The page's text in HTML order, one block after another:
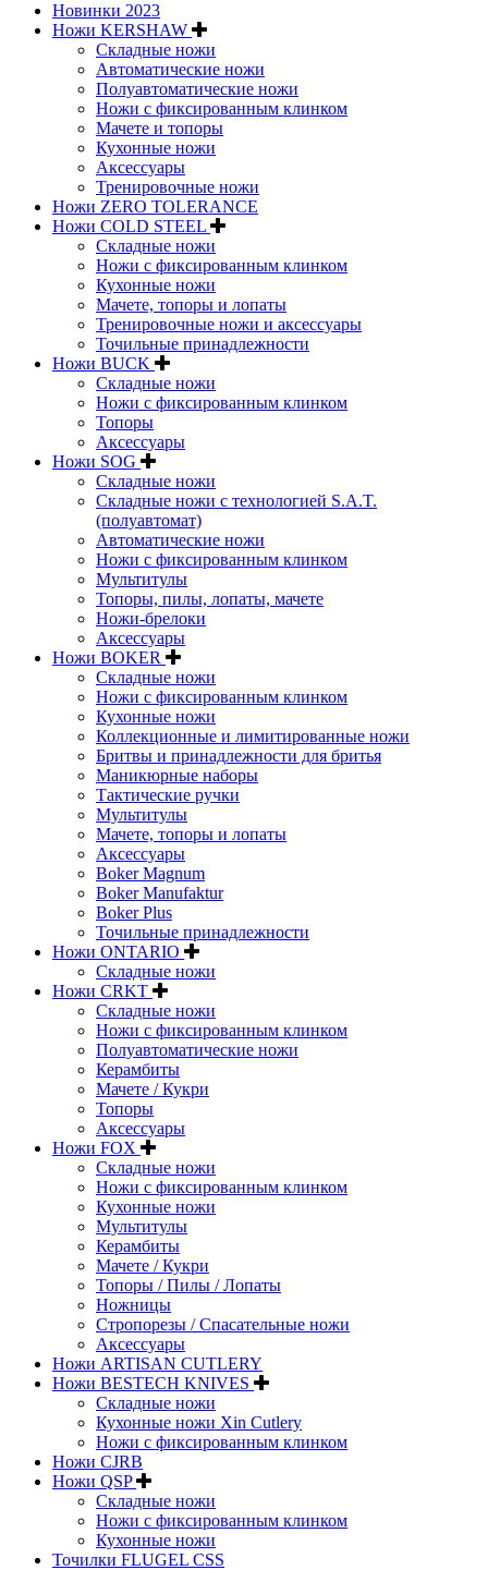
Новинки 2023
Ножи KERSHAW
Складные ножи
Автоматические ножи
Полуавтоматические ножи
Ножи с фиксированным клинком
Мачете и топоры
Кухонные ножи
Аксессуары
Тренировочные ножи
Ножи ZERO TOLERANCE
Ножи COLD STEEL
Складные ножи
Ножи с фиксированным клинком
Кухонные ножи
Мачете, топоры и лопаты
Тренировочные ножи и аксессуары
Точильные принадлежности
Ножи BUCK
Складные ножи
Ножи с фиксированным клинком
Топоры
Аксессуары
Ножи SOG
Складные ножи
Складные ножи с технологией S.A.T.
(полуавтомат)
Автоматические ножи
Ножи с фиксированным клинком
Мультитулы
Топоры, пилы, лопаты, мачете
Ножи-брелоки
Аксессуары
Ножи BOKER
Складные ножи
Ножи с фиксированным клинком
Кухонные ножи
Коллекционные и лимитированные ножи
Бритвы и принадлежности для бритья
Маникюрные наборы
Тактические ручки
Мультитулы
Мачете, топоры и лопаты
Аксессуары
Boker Magnum
Boker Manufaktur
Boker Plus
Точильные принадлежности
Ножи ONTARIO
Складные ножи
Ножи CRKT
Складные ножи
Ножи с фиксированным клинком
Полуавтоматические ножи
Керамбиты
Мачете / Кукри
Топоры
Аксессуары
Ножи FOX
Складные ножи
Ножи с фиксированным клинком
Кухонные ножи
Мультитулы
Керамбиты
Мачете / Кукри
Топоры / Пилы / Лопаты
Ножницы
Стропорезы / Спасательные ножи
Аксессуары
Ножи ARTISAN CUTLERY
Ножи BESTECH KNIVES
Складные ножи
Кухонные ножи Xin Cutlery
Ножи с фиксированным клинком
Ножи CJRB
Ножи QSP
Складные ножи
Ножи с фиксированным клинком
Кухонные ножи
Точилки FLUGEL CSS